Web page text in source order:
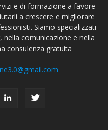
e di formazione a favore
a crescere e migliorare
Siamo specializzati
nella comunicazione e nella
consulenza gratuita